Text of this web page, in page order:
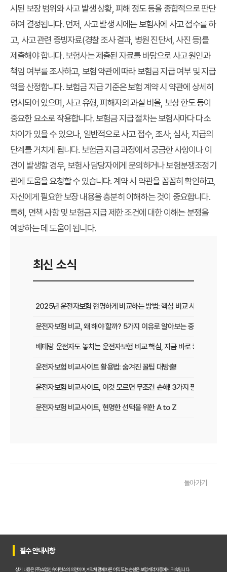
시된 보장 범위와 사고 발생 상황, 피해 정도 등을 종합적으로 판단
하여 결정됩니다. 먼저, 사고 발생 시에는 보험사에 사고 접수를 하
고, 사고 관련 증빙자료(경찰 조사 결과, 병원 진단서, 사진 등)를
제출해야 합니다. 보험사는 제출된 자료를 바탕으로 사고 원인과
책임 여부를 조사하고, 보험 약관에 따라 보험금 지급 여부 및 지급
액을 산정합니다. 보험금 지급 기준은 보험 계약 시 약관에 상세히
명시되어 있으며, 사고 유형, 피해자의 과실 비율, 보상 한도 등이
중요한 요소로 작용합니다. 보험금 지급 절차는 보험사마다 다소
차이가 있을 수 있으나, 일반적으로 사고 접수, 조사, 심사, 지급의
단계를 거치게 됩니다. 보험금 지급 과정에서 궁금한 사항이나 이
견이 발생할 경우, 보험사 담당자에게 문의하거나 보험분쟁조정기
관에 도움을 요청할 수 있습니다. 계약 시 약관을 꼼꼼히 확인하고,
자신에게 필요한 보장 내용을 충분히 이해하는 것이 중요합니다.
특히, 면책 사항 및 보험금 지급 제한 조건에 대한 이해는 분쟁을
예방하는 데 도움이 됩니다.
최신 소식
2025년 운전자보험 현명하게 비교하는 방법: 핵심 비교 사이트 활용
운전자보험 비교, 왜 해야 할까? 5가지 이유로 알아보는 중요성
베테랑 운전자도 놓치는 운전자보험 비교 핵심, 지금 바로 확인하세요!
운전자보험 비교사이트 활용법: 숨겨진 꿀팁 대방출!
운전자보험 비교사이트, 이것 모르면 무조건 손해! 3가지 필수 확인 사
운전자보험 비교사이트, 현명한 선택을 위한 A to Z
운전자보험 비교사이트 활용법: 숨겨진 혜택과 주의사항 완벽 분석
운전자보험 비교사이트 활용법, 전문가가 알려주는 숨겨진 꿀팁 대방
"나만 몰랐네?" 운전자보험 비교사이트 선택, 이것만 알면 보험료 절
돌아가기
필수 안내사항
상기 내용은 (주)쇼엠인슈어런스의 의견이며, 계약체결에 따른 이익 또는 손실은 보험계약자 등에게 귀속됩니다.